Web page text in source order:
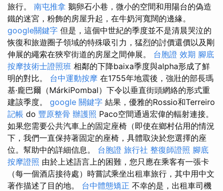
旅行。 南屯推拿 鵝卵石小巷，微小的空間和用陽台的偽造
鐵的迷宮，粉飾的房屋升起，在牛奶河寬闊的邊緣。
google關鍵字 但是，這個中世紀的季度並不是清晨哭泣的
恢復和旅遊圈子領域的特殊吸引力，猛烈的討價還價以及剛
伸展的繩索在狹窄街道的房屋之間伸展。 台胞證 效期 腳底
按摩技術士證照班 相鄰的下降baixa季度與alpha形成了鮮
明的對比。 台中運動按摩 在1755年地震後，強壯的部長瑪
基·龐巴爾（MárkiPombal）下令以垂直街頭網絡的形式重
建該季度。 google 關鍵字 結果，優雅的Rossio和Terreiro
記帳 do 豐原整骨 辦護照 Paco空間通過宏偉的輻射連接。
如果您需要公共汽車上的固定座椅（即使在鄉村佔用的情況
下，我們一直保持著固定的座椅，具體取決於您選擇的座
位。幫助中的詳細信息。 台胞證 旅行社 整復師證照 腳底
按摩證照 由於上述語言上的困難，您只應在乘客有一張卡
（每一個酒店接待處）時嘗試乘坐出租車旅行，其中用中文
著作描述了目的地。 台中體態矯正 不幸的是，出租車司機